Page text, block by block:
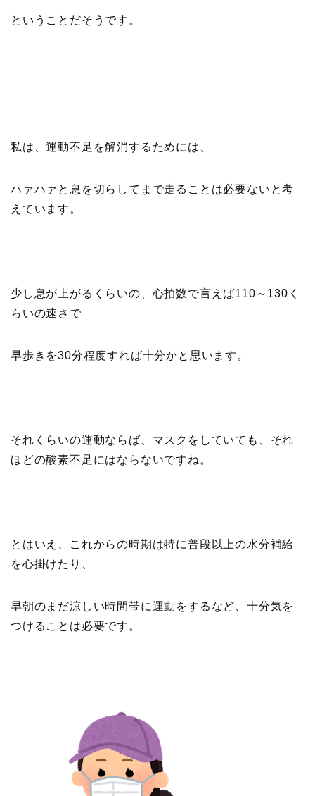
ということだそうです。
私は、運動不足を解消するためには、
ハァハァと息を切らしてまで走ることは必要ないと考
えています。
少し息が上がるくらいの、心拍数で言えば110～130く
らいの速さで
早歩きを30分程度すれば十分かと思います。
それくらいの運動ならば、マスクをしていても、それ
ほどの酸素不足にはならないですね。
とはいえ、これからの時期は特に普段以上の水分補給
を心掛けたり、
早朝のまだ涼しい時間帯に運動をするなど、十分気を
つけることは必要です。